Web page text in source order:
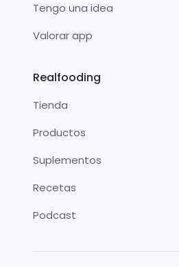
Tengo una idea
Valorar app
Realfooding
Tienda
Productos
Suplementos
Recetas
Podcast